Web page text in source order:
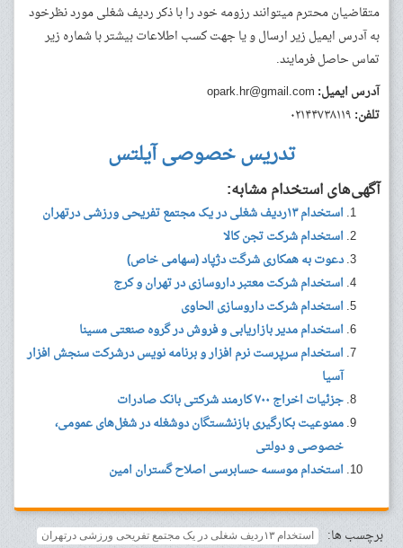
متقاضیان محترم میتوانند رزومه خود را با ذکر ردیف شغلی مورد نظرخود
به آدرس ایمیل زیر ارسال و یا جهت کسب اطلاعات بیشتر با شماره زیر
تماس حاصل فرمایند.
آدرس ایمیل: opark.hr@gmail.com
تلفن: ۰۲۱۴۴۷۳۸۱۱۹
تدریس خصوصی آیلتس
آگهی‌های استخدام مشابه:
استخدام ۱۳ردیف شغلی در یک مجتمع تفریحی ورزشی درتهران
استخدام شرکت تجن کالا
دعوت به همکاری شرگت دژپاد (سهامی خاص)
استخدام شرکت معتبر داروسازی در تهران و کرج
استخدام شرکت داروسازی الحاوی
استخدام مدیر بازاریابی و فروش در گروه صنعتی مسینا
استخدام سرپرست نرم افزار و برنامه نویس درشرکت سنجش افزار
آسیا
جزئیات اخراج ۷۰۰ کارمند شرکتی بانک صادرات
ممنوعیت بکارگیری بازنشستگان دوشغله در شغل‌های عمومی،
خصوصی و دولتی
استخدام موسسه حسابرسی اصلاح گستران امین
برچسب ها: استخدام ۱۳ردیف شغلی در یک مجتمع تفریحی ورزشی درتهران